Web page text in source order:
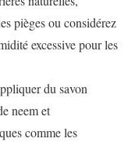
pièges ou considérez
excessive pour les
du savon
neem et
comme les